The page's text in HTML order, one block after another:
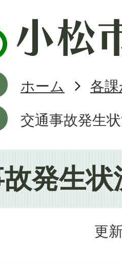
ホーム
各
交通事故発生
発生状
更